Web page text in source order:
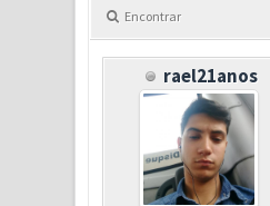
Encontrar
rael21anos